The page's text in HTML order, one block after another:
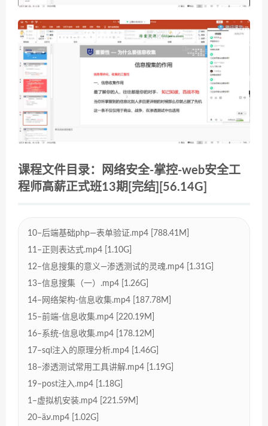
课程文件目录：网络安全-掌控-web安全工
程师高薪正式班13期[完结][56.14G]
10–后端基础php—表单验证.mp4 [788.41M]
11–正则表达式.mp4 [1.10G]
12–信息搜集的意义—渗透测试的灵魂.mp4 [1.31G]
13–信息搜集（一）.mp4 [1.26G]
14–网络架构-信息收集.mp4 [187.78M]
15–前端-信息收集.mp4 [220.19M]
16–系统-信息收集.mp4 [178.12M]
17–sql注入的原理分析.mp4 [1.46G]
18–渗透测试常用工具讲解.mp4 [1.19G]
19–post注入.mp4 [1.18G]
1–虚拟机安装.mp4 [221.59M]
20–äע.mp4 [1.02G]